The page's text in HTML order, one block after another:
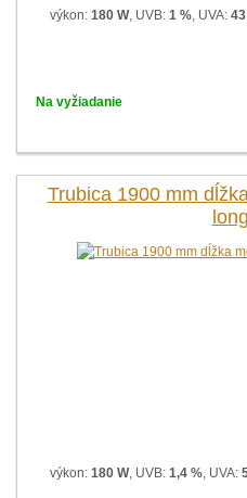
výkon: 180 W, UVB: 1 %, UVA:
Na vyžiadanie
Trubica 1900 mm
výkon: 180 W, UVB: 1,4 %, UVA: